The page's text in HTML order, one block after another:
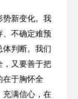
新变化。我
、不确定难预
体判断。我们
，又要善于把
在于胸怀全
充满信心，在